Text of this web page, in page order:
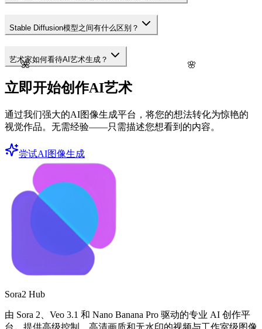
🌺 🌸
Stable Diffusion模型之间有什么区别？
艺术家如何看待AI艺术生成？
立即开始创作AI艺术
通过我们强大的AI图像生成平台，将您的想法转化为惊艳的
视觉作品。无需经验——只需描述您想看到的内容。
尝试AI图像生成
Sora2 Hub
由 Sora 2、Veo 3.1 和 Nano Banana Pro 驱动的专业 AI 创作平
台。提供高级控制、高清画质和无水印的视频与工作室级图像